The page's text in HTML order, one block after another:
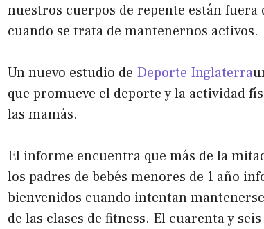
nuestros cuerpos de repente están
cuando se trata de mantenernos activos.
Un nuevo estudio de Deporte Inglaterra
que promueve el deporte y la actividad
las mamás.
El informe encuentra que más de la
los padres de bebés menores de 1 año
bienvenidos cuando intentan
de las clases de fitness. El cuarenta y